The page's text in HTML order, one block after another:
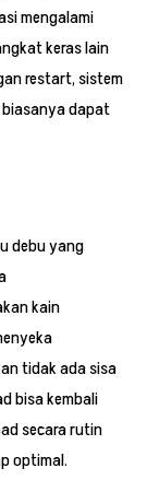
mengalami
keras lain
restart, sistem
biasanya dapat
debu yang
kain
tidak ada sisa
bisa kembali
secara rutin
optimal.